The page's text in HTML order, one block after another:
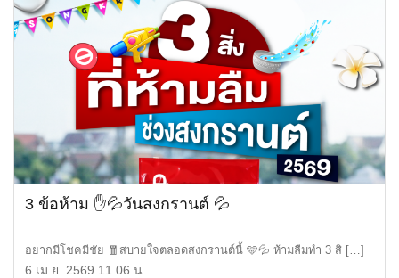
3 ข้อห้าม ✋💦วันสงกรานต์ 💦
อยากมีโชคมีชัย 🧧สบายใจตลอดสงกรานต์นี้ 🩵💦 ห้ามลืมทำ 3 สิ […]
6 เม.ย. 2569 11.06 น.